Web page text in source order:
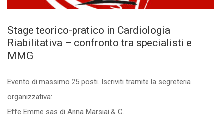
Stage teorico-pratico in Cardiologia
Riabilitativa – confronto tra specialisti e
MMG
Evento di massimo 25 posti. Iscriviti tramite la segreteria
organizzativa:
Effe Emme sas di Anna Marsiaj & C.